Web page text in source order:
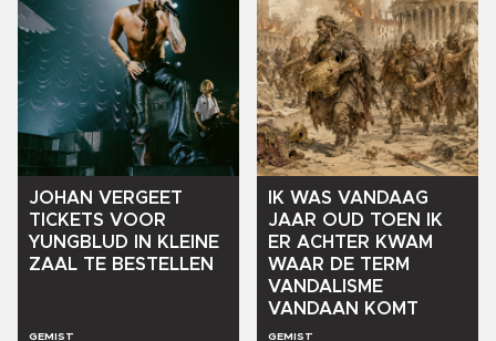
JOHAN VERGEET
TICKETS VOOR
YUNGBLUD
IN
KLEINE
ZAAL TE BESTELLEN
GEMIST
IK WAS VANDAAG
JAAR OUD TOEN
IK
ER ACHTER KWAM
WAAR DE TERM
VANDALISME
VANDAAN
KOMT
GEMIST